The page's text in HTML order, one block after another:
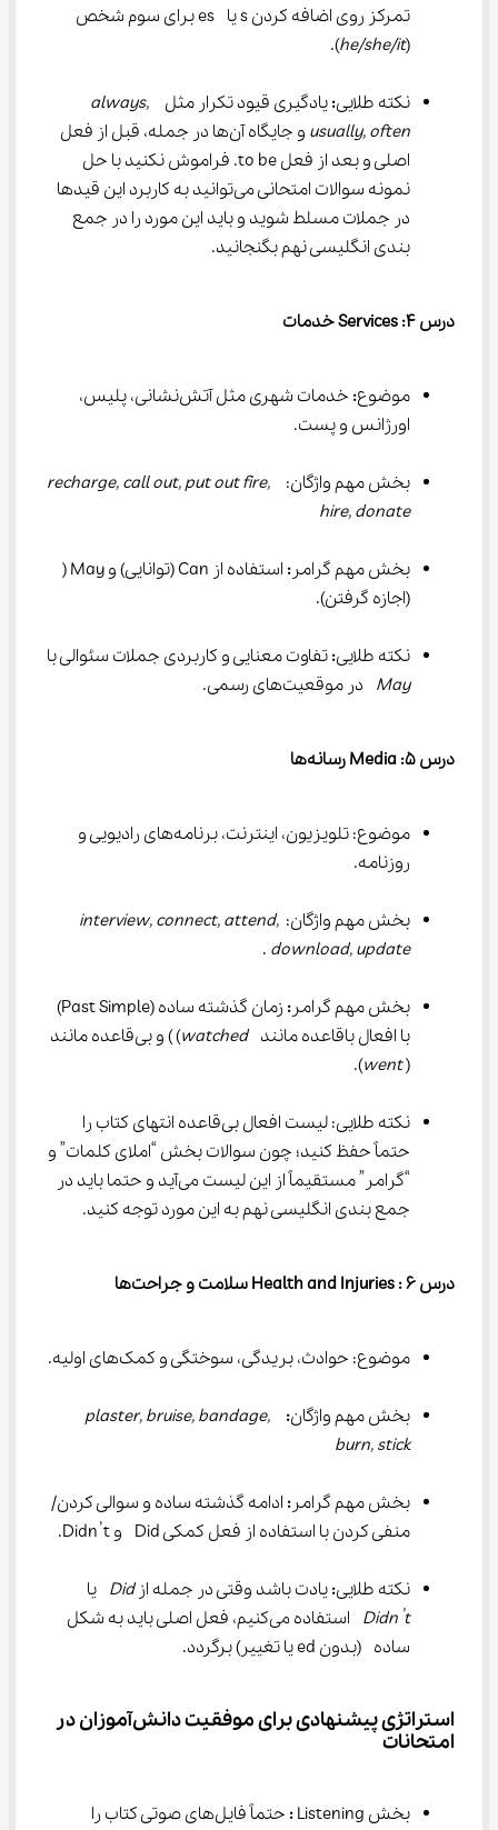
تمرکز روی اضافه کردن s یا  es برای سوم شخص
(
he/she/it
).
نکته طلایی: یادگیری قیود تکرار مثل
always,
usually, often
و جایگاه آن‌ها در جمله، قبل از فعل
اصلی و بعد از فعل to be. فراموش نکنید با حل
نمونه سوالات امتحانی می‌توانید به کاربرد این قیدها
در جملات مسلط شوید و باید این مورد را در جمع
بندی انگلیسی نهم بگنجانید.
درس ۴: Services خدمات
موضوع:
خدمات شهری مثل آتش‌نشانی، پلیس،
اورژانس و پست.
بخش مهم واژگان:
recharge, call out, put out fire,
hire, donate
بخش مهم گرامر:
استفاده از Can (توانایی) و May (
(اجازه گرفتن).
نکته طلایی: تفاوت معنایی و کاربردی جملات سئوالی با
May در موقعیت‌های رسمی.
درس ۵: Media رسانه‌ها
موضوع: تلویزیون، اینترنت، برنامه‌های رادیویی و
روزنامه.
بخش مهم واژگان: interview, connect, attend,
download, update
.
بخش مهم گرامر:
زمان گذشته ساده (Past Simple)
با افعال باقاعده مانند watched
) ) و بی‌قاعده مانند
(
went
).
نکته طلایی: لیست افعال بی‌قاعده انتهای کتاب را
حتماً حفظ کنید؛ چون سوالات بخش “املای کلمات” و
“گرامر” مستقیماً از این لیست می‌آید و حتما باید در
جمع بندی انگلیسی نهم به این مورد توجه کنید.
درس ۶: Health and Injuries سلامت و جراحت‌ها
موضوع: حوادث، بریدگی، سوختگی و کمک‌های اولیه.
بخش مهم واژگان:
plaster, bruise, bandage,
burn, stick
بخش مهم گرامر: ادامه گذشته ساده و سوالی کردن/
منفی کردن با استفاده از فعل کمکی Did  و Didn’t.
نکته طلایی: یادت باشد وقتی در جمله از Did یا
Didn’t
استفاده می‌کنیم، فعل اصلی باید به شکل
ساده  (بدون ed یا تغییر) برگردد.
استراتژی پیشنهادی برای موفقیت دانش‌آموزان در
امتحانات
بخش Listening :
حتماً فایل‌های صوتی کتاب را